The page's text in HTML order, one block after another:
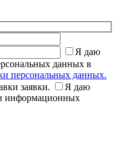
Я даю
данных в
персональных данных.
заявки.
Я даю
информационных